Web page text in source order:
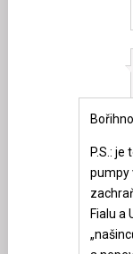
P.S.:
pumpy
Fialu a